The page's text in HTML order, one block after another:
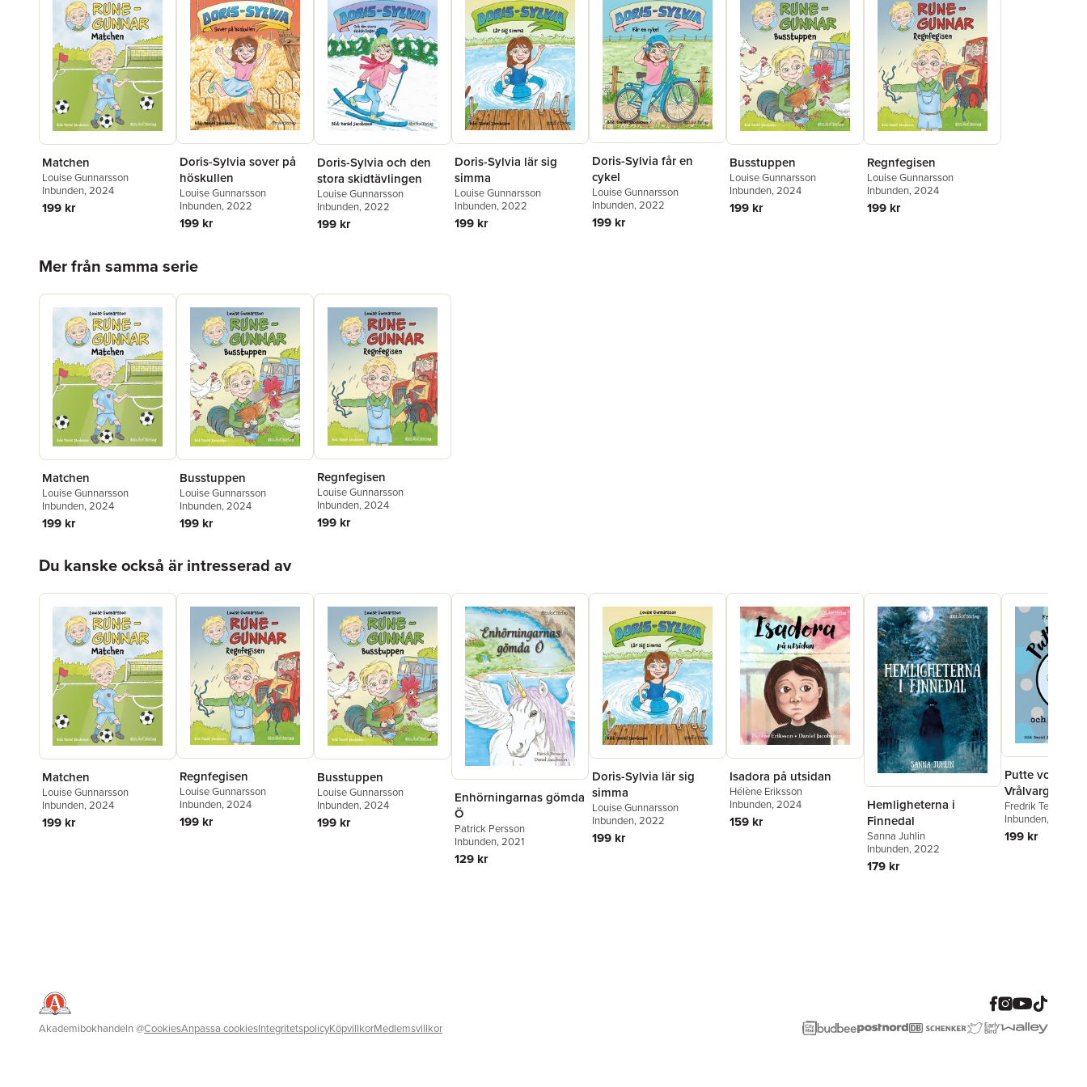
Matchen
Louise Gunnarsson
Inbunden, 2024
199 kr
Doris-Sylvia sover på
höskullen
Louise Gunnarsson
Inbunden, 2022
199 kr
Doris-Sylvia och den
stora skidtävlingen
Louise Gunnarsson
Inbunden, 2022
199 kr
Doris-Sylvia lär sig
simma
Louise Gunnarsson
Inbunden, 2022
199 kr
Doris-Sylvia får en
cykel
Louise Gunnarsson
Inbunden, 2022
199 kr
Busstuppen
Louise Gunnarsson
Inbunden, 2024
199 kr
Regnfegisen
Louise Gunnarsson
Inbunden, 2024
199 kr
Mer från samma serie
Matchen
Louise Gunnarsson
Inbunden, 2024
199 kr
Busstuppen
Louise Gunnarsson
Inbunden, 2024
199 kr
Regnfegisen
Louise Gunnarsson
Inbunden, 2024
199 kr
Du kanske också är intresserad av
Matchen
Louise Gunnarsson
Inbunden, 2024
199 kr
Regnfegisen
Louise Gunnarsson
Inbunden, 2024
199 kr
Busstuppen
Louise Gunnarsson
Inbunden, 2024
199 kr
Enhörningarnas gömda
Ö
Patrick Persson
Inbunden, 2021
129 kr
Doris-Sylvia lär sig
simma
Louise Gunnarsson
Inbunden, 2022
199 kr
Isadora på utsidan
Hélène Eriksson
Inbunden, 2024
159 kr
Hemligheterna i
Finnedal
Sanna Juhlin
Inbunden, 2022
179 kr
Putte von
Vrålvargarna
Fredrik Ternström
Inbunden, 2024
199 kr
Akademibokhandeln@CookiesAnpassa cookiesIntegritetspolicyKöpvillkorMedlemsvillkor